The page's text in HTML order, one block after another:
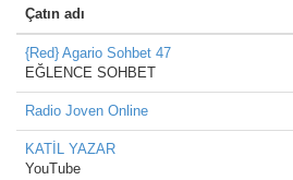
Çatın adı
{Red} Agario Sohbet 47
EĞLENCE SOHBET
Radio Joven Online
KATİL YAZAR
YouTube